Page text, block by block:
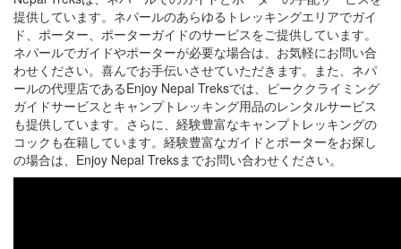
提供しています。ネパールのあらゆるトレッキングエリアでガイ
ド、ポーター、ポーターガイドのサービスをご提供しています。
ネパールでガイドやポーターが必要な場合は、お気軽にお問い合
わせください。喜んでお手伝いさせていただきます。また、ネパ
ールの代理店であるEnjoy Nepal Treksでは、ピーククライミング
ガイドサービスとキャンプトレッキング用品のレンタルサービス
も提供しています。さらに、経験豊富なキャンプトレッキングの
コックも在籍しています。経験豊富なガイドとポーターをお探し
の場合は、Enjoy Nepal Treksまでお問い合わせください。